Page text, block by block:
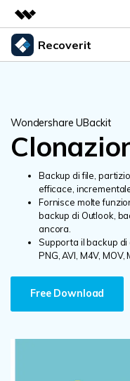
Prodotti in evidenza
Soluzione
Chi siamo
Sala stampa
Negozio
Supporto
Recoverit
Backup Dati
Riparazione Dati
Funzionalità
Recover file Media
Recover Document
Recover From
Blog
Problemi dei File
Problemi del
Problemi del
Problemi del Backup
Centro di
Supporto
Supporto
Novità
Storie
50% OFF!
Wondershare UBackit
Backup di file,
efficace,
Fornisce molte
backup di Outlook,
ancora.
Supporta il backup di
PNG, AVI, M4V, MOV,
Free Download